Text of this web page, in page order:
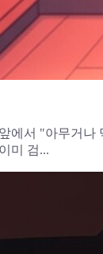
에서 "아무거나
미 검...